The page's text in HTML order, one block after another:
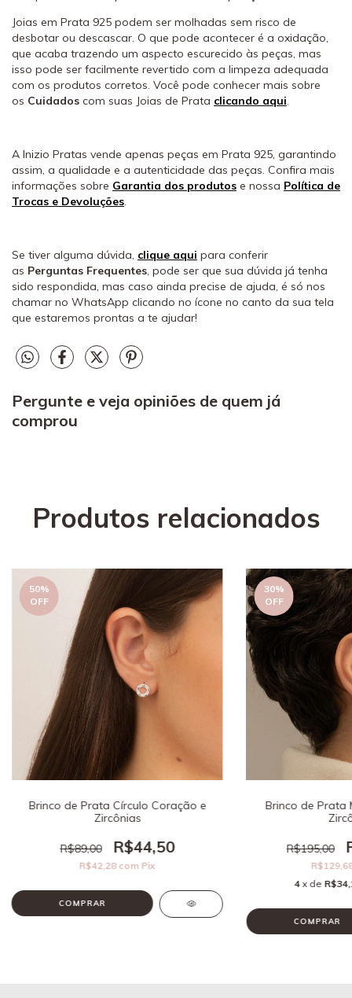
Joias em Prata 925 podem ser molhadas sem risco de
desbotar ou descascar. O que pode acontecer é a oxidação,
que acaba trazendo um aspecto escurecido às peças, mas
isso pode ser facilmente revertido com a limpeza adequada
com os produtos corretos. Você pode conhecer mais sobre
os Cuidados com suas Joias de Prata clicando aqui.
A Inizio Pratas vende apenas peças em Prata 925, garantindo
assim, a qualidade e a autenticidade das peças. Confira mais
informações sobre Garantia dos produtos e nossa Política de
Trocas e Devoluções.
Se tiver alguma dúvida, clique aqui para conferir
as Perguntas Frequentes, pode ser que sua dúvida já tenha
sido respondida, mas caso ainda precise de ajuda, é só nos
chamar no WhatsApp clicando no ícone no canto da sua tela
que estaremos prontas a te ajudar!
Pergunte e veja opiniões de quem já
comprou
Produtos relacionados
50%
OFF
Brinco de Prata Círculo Coração e
Zircônias
R$89,00 R$44,50
R$42,28 com Pix
30%
OFF
Brinco de Prata
R$195,00
4 x de